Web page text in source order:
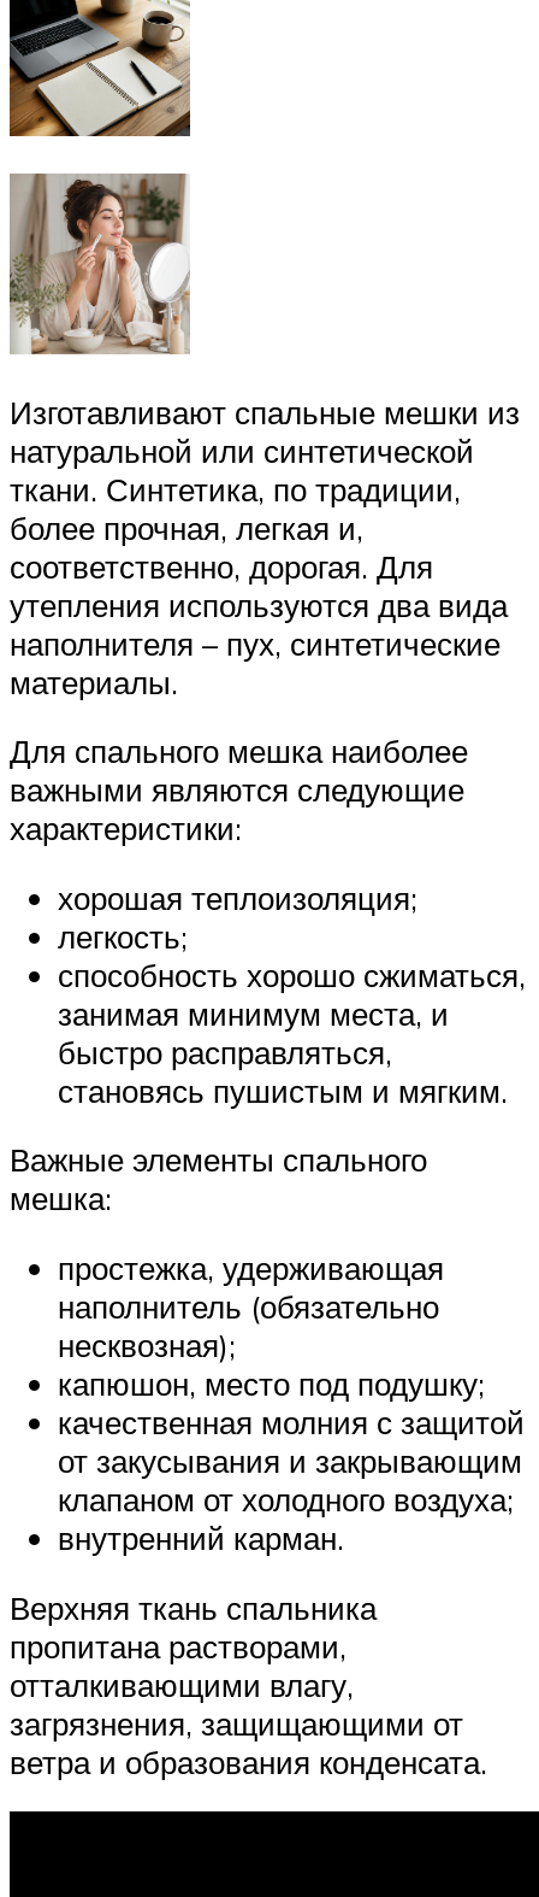
Изготавливают спальные мешки из
натуральной или синтетической
ткани. Синтетика, по традиции,
более прочная, легкая и,
соответственно, дорогая. Для
утепления используются два вида
наполнителя – пух, синтетические
материалы.
Для спального мешка наиболее
важными являются следующие
характеристики:
хорошая теплоизоляция;
легкость;
способность хорошо сжиматься,
занимая минимум места, и
быстро расправляться,
становясь пушистым и мягким.
Важные элементы спального
мешка:
простежка, удерживающая
наполнитель (обязательно
несквозная);
капюшон, место под подушку;
качественная молния с защитой
от закусывания и закрывающим
клапаном от холодного воздуха;
внутренний карман.
Верхняя ткань спальника
пропитана растворами,
отталкивающими влагу,
загрязнения, защищающими от
ветра и образования конденсата.